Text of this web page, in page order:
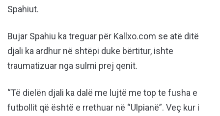
Spahiut.
Bujar Spahiu ka treguar për Kallxo.com se atë ditë
djali ka ardhur në shtëpi duke bërtitur, ishte
traumatizuar nga sulmi prej qenit.
“Të dielën djali ka dalë me lujtë me top te fusha e
futbollit që është e rrethuar në “Ulpianë”. Veç kur i